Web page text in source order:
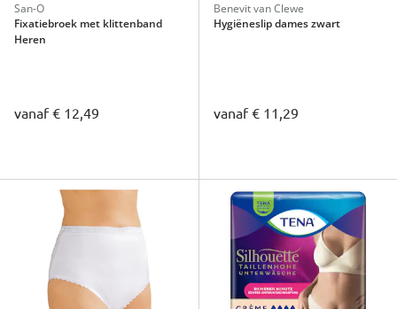
San-O
Fixatiebroek met klittenband
Heren
vanaf€ 12,49
Benevit van Clewe
Hygiëneslip dames zwart
vanaf€ 11,29